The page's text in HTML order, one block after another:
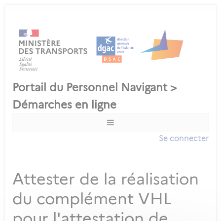
Se connecter
Attester de la réalisation
du complément VHL